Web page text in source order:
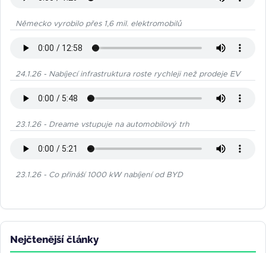
Německo vyrobilo přes 1,6 mil. elektromobilů
24.1.26 - Nabíjecí infrastruktura roste rychleji než prodeje EV
23.1.26 - Dreame vstupuje na automobilový trh
23.1.26 - Co přináší 1000 kW nabíjení od BYD
Nejčtenější články